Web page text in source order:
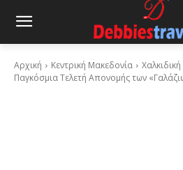
Αρχική Κεντρική Μακεδονία Χαλκιδική
Παγκόσμια Τελετή Απονομής των